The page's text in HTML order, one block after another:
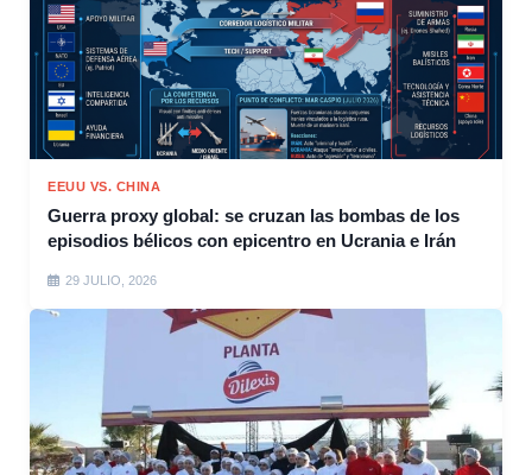
EEUU VS. CHINA
Guerra proxy global: se cruzan las bombas de los
episodios bélicos con epicentro en Ucrania e Irán
29 JULIO, 2026